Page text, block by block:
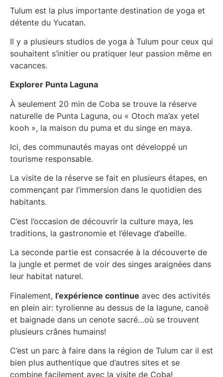
Tulum est la plus importante destination de yoga et
détente du Yucatan.
Il y a plusieurs studios de yoga à Tulum pour ceux qui
souhaitent s’initier ou pratiquer leur passion même en
vacances.
Explorer Punta Laguna
À seulement 20 min de Coba se trouve la réserve
naturelle de Punta Laguna, ou « Otoch ma’ax yetel
kooh », la maison du puma et du singe en maya.
Ici, des communautés mayas ont développé un
tourisme responsable.
La visite de la réserve se fait en plusieurs étapes, en
commençant par l’immersion dans le quotidien des
habitants.
C’est l’occasion de découvrir la culture maya, les
traditions, la gastronomie et l’élevage d’abeille.
La seconde partie est consacrée à la découverte de
la jungle et permet de voir des singes araignées dans
leur habitat naturel.
Finalement, l’expérience continue avec des activités
en plein air: tyrolienne au dessus de la lagune, canoë
et baignade dans un cenote sacré…où se trouvent
plusieurs crânes humains!
C’est un parc à faire dans la région de Tulum car il est
bien plus authentique que d’autres sites et se
combine facilement avec la visite de Coba!